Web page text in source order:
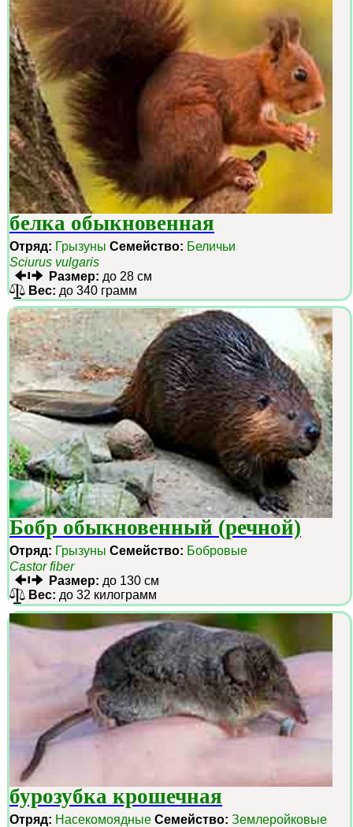
белка обыкновенная
Отряд: Грызуны Семейство: Беличьи
Sciurus vulgaris
Размер: до 28 см
Вес: до 340 грамм
Бобр обыкновенный (речной)
Отряд: Грызуны Семейство: Бобровые
Castor fiber
Размер: до 130 см
Вес: до 32 килограмм
бурозубка крошечная
Отряд: Насекомоядные Семейство: Землеройковые